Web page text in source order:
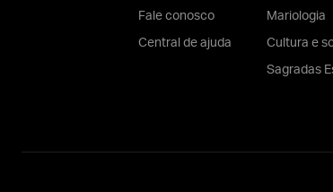
Fale conosco
Central de ajuda
Mariologia
Cultura e
Sagradas